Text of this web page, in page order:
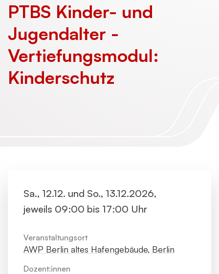
PTBS Kinder- und
Jugendalter -
Vertiefungsmodul:
Kinderschutz
Sa., 12.12. und So., 13.12.2026,
jeweils 09:00 bis 17:00 Uhr
Veranstaltungsort
AWP Berlin altes Hafengebäude, Berlin
Dozent:innen